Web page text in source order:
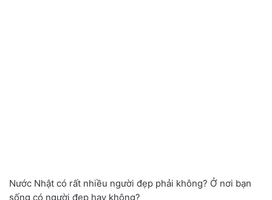
Nước Nhật có rất nhiều người đẹp phải không? Ở nơi bạn
sống có người đẹp hay không?